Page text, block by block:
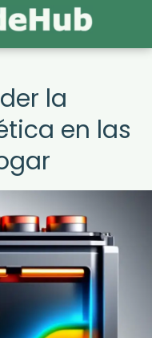
la
en las